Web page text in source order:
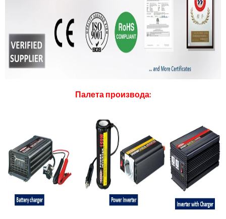
Палета производа: